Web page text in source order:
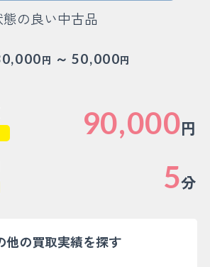
の良い中古品
円 ～ 50,000円
90,000円
5分
他の買取実績を探す